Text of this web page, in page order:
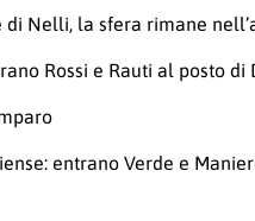
di Nelli, la sfera rimane
Rossi e Rauti al posto
entrano Verde e